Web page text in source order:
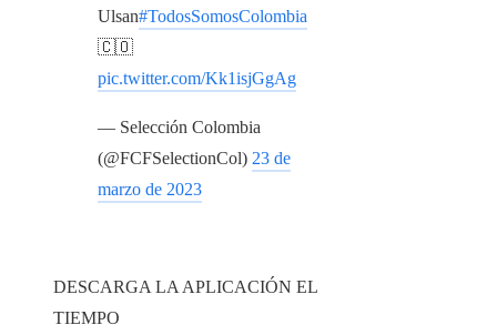
Ulsan#TodosSomosColombia
🇨🇴
pic.twitter.com/Kk1isjGgAg
— Selección Colombia
(@FCFSelectionCol) 23 de
marzo de 2023
DESCARGA LA APLICACIÓN EL
TIEMPO